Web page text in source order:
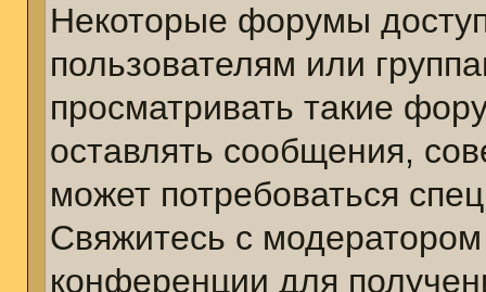
Некоторые форумы
пользователям или
просматривать такие
оставлять сообщения,
может потребоваться
Свяжитесь с
конференции для